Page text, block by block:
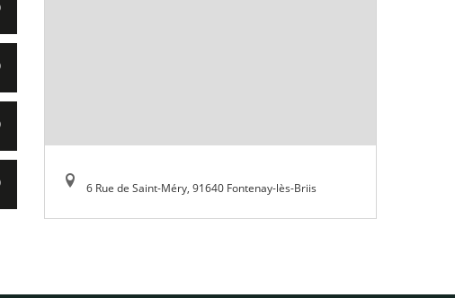
6 Rue de Saint-Méry, 91640 Fontenay-lès-Briis